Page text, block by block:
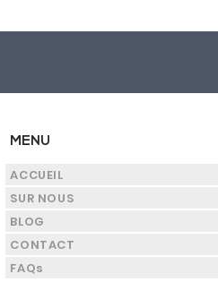
MENU
ACCUEIL
SUR NOUS
BLOG
CONTACT
FAQs